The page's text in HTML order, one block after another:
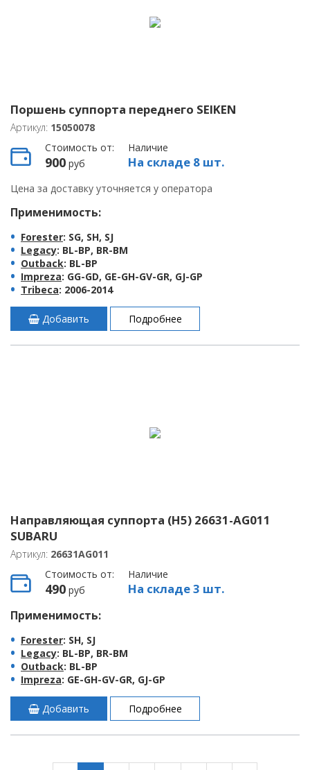
Поршень суппорта переднего SEIKEN
Артикул: 15050078
Стоимость от:
900 руб
Наличие
На складе 8 шт.
Цена за доставку уточняется у оператора
Применимость:
Forester: SG, SH, SJ
Legacy: BL-BP, BR-BM
Outback: BL-BP
Impreza: GG-GD, GE-GH-GV-GR, GJ-GP
Tribeca: 2006-2014
Добавить Подробнее
Направляющая суппорта (H5) 26631-AG011
SUBARU
Артикул: 26631AG011
Стоимость от:
490 руб
Наличие
На складе 3 шт.
Применимость:
Forester: SH, SJ
Legacy: BL-BP, BR-BM
Outback: BL-BP
Impreza: GE-GH-GV-GR, GJ-GP
Добавить Подробнее